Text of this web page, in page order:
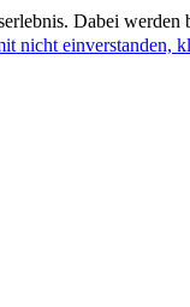
Dabei
nicht einverstanden,